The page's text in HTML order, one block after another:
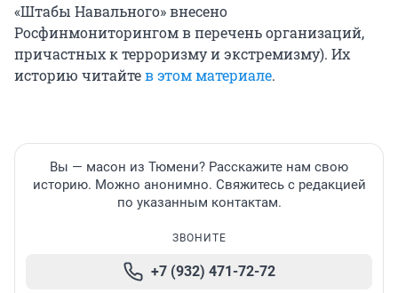
«Штабы Навального» внесено
Росфинмониторингом в перечень организаций,
причастных к терроризму и экстремизму). Их
историю читайтев этом материале.
Вы — масон из Тюмени? Расскажите нам свою
историю. Можно анонимно. Свяжитесь с редакцией
по указанным контактам.
ЗВОНИТЕ
+7 (932) 471-72-72